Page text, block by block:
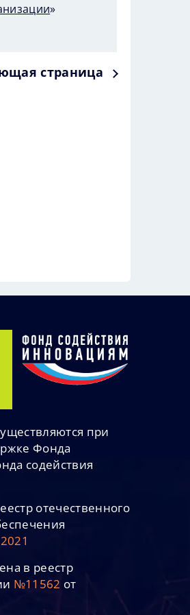
»
страница
при
Фонда
содействия
отечественного
в реестр
№11562 от